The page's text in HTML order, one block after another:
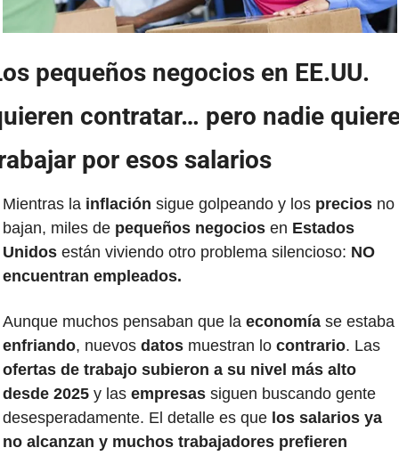
pequeños negocios en EE.UU.
contratar… pero nadie
por esos salarios
Mientras la inflación sigue golpeando y los precios no
bajan, miles de pequeños negocios en Estados
Unidos están viviendo otro problema silencioso: NO
encuentran empleados.
Aunque muchos pensaban que la economía
se estaba
enfriando, nuevos datos muestran lo contrario. Las
ofertas de trabajo subieron a su nivel más alto
desde 2025 y las empresas siguen buscando gente
desesperadamente. El detalle es que los salarios ya
no alcanzan y muchos trabajadores prefieren